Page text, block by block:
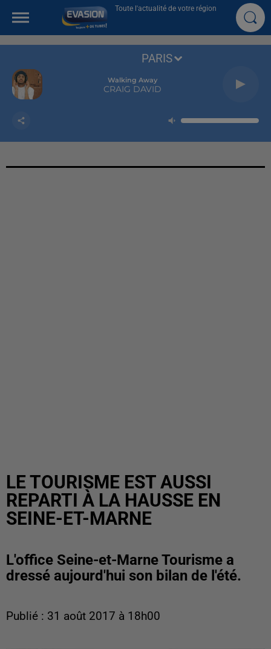
Toute l'actualité de votre région
Walking Away
CRAIG DAVID
PARIS
LE TOURISME EST AUSSI
REPARTI À LA HAUSSE EN
SEINE-ET-MARNE
L'office Seine-et-Marne Tourisme a
dressé aujourd'hui son bilan de l'été.
Publié : 31 août 2017 à 18h00